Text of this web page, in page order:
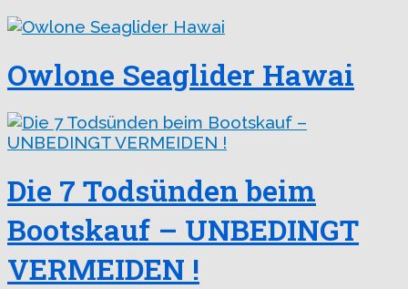
Owlone Seaglider Hawai
Die 7 Todsünden beim
Bootskauf – UNBEDINGT
VERMEIDEN !